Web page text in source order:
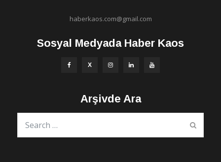
haberkaos.com@gmail.com
Sosyal Medyada Haber Kaos
Arşivde Ara